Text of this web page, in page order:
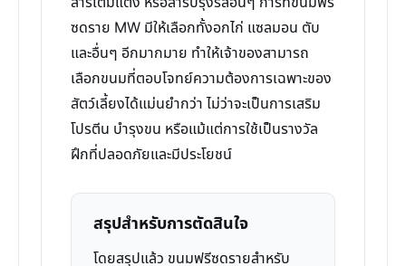
ซดราย MW มีให้เลือกทั้งอกไก่ แซลมอน ตับ
และอื่นๆ อีกมากมาย ทำให้เจ้าของสามารถ
เลือกขนมที่ตอบโจทย์ความต้องการเฉพาะของ
สัตว์เลี้ยงได้แม่นยำกว่า ไม่ว่าจะเป็นการเสริม
โปรตีน บำรุงขน หรือแม้แต่การใช้เป็นรางวัล
ฝึกที่ปลอดภัยและมีประโยชน์
สรุปสำหรับการตัดสินใจ
โดยสรุปแล้ว ขนมฟรีซดรายสำหรับ